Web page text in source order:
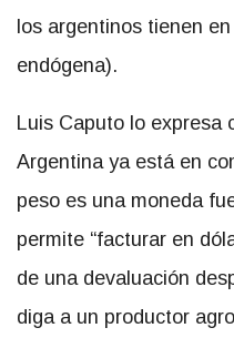
los argentinos tienen
endógena).
Luis Caputo lo expresa
Argentina ya está en
peso es una moneda
permite “facturar en
de una devaluación
diga a un productor